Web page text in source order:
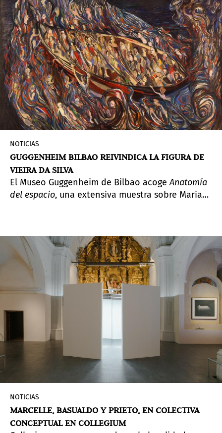
NOTICIAS
GUGGENHEIM BILBAO REIVINDICA LA FIGURA DE
VIEIRA DA SILVA
El Museo Guggenheim de Bilbao acogeAnatomía
del espacio, una extensiva muestra sobre Maria
entre 1930 y 1980. La exposición se vertebra
sobre dos ejes fundamentales: la arquitectura y
el paisaje arquitectónico como marcos
compositivos y la memoria como generatriz de la
imagen.
NOTICIAS
MARCELLE, BASUALDO Y PRIETO, EN COLECTIVA
CONCEPTUAL EN COLLEGIUM